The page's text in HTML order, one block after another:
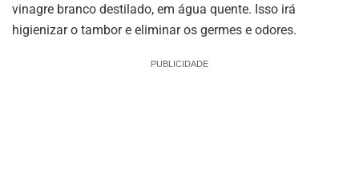
vinagre branco destilado, em água quente. Isso irá
higienizar o tambor e eliminar os germes e odores.
PUBLICIDADE